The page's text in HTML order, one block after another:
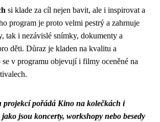
si klade za cíl nejen bavit, ale i inspirovat a
program je proto velmi pestrý a zahrnuje
tak i nezávislé snímky, dokumenty a
děti. Důraz je kladen na kvalitu a
v programu objevují i filmy oceněné na
projekcí pořádá Kino na kolečkách i
jsou koncerty, workshopy nebo besedy